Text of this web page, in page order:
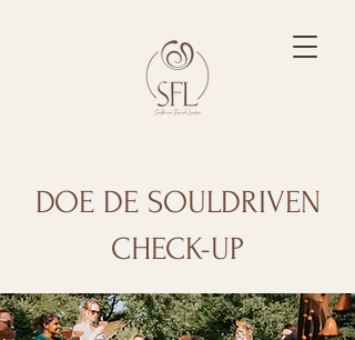
DOE DE SOULDRIVEN
CHECK-UP